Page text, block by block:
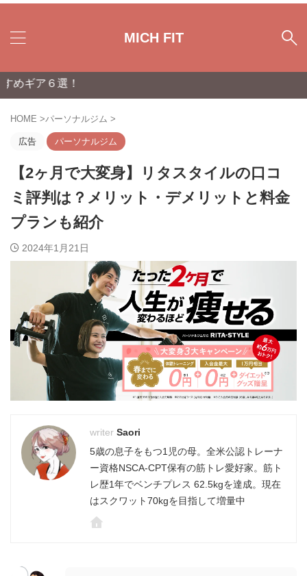
MICH FIT
！
HOME >パーソナルジム >
広告 パーソナルジム
【2ヶ月で大変身】リタスタイルの口コ
ミ評判は？メリット・デメリットと料金
プランも紹介
2024年1月21日
Saori
5歳の息子をもつ1児の母。全米公認トレーナ
ー資格NSCA-CPT保有の筋トレ愛好家。筋ト
レ歴1年でベンチプレス 62.5kgを達成。現在
はスクワット70kgを目指して増量中